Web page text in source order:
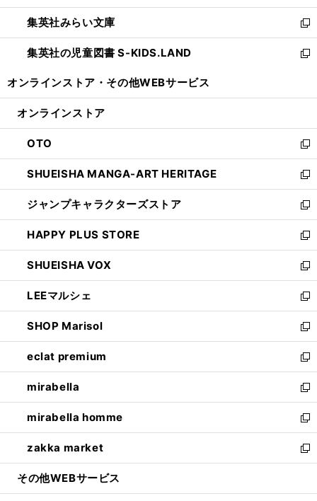
開
く
ウ
で
開
く
ン
ド
ウ
で
ウ
ィ
ン
ド
開
集英社みらい文庫
新
し
い
ン
ウ
で
開
く
集英社の児童図書 S-KIDS.LAND
新
ウ
ン
ド
ウ
で
開
く
オンラインストア・ その他WEBサービス
オンラインストア
OTO
新
し
い
ウ
ィ
ン
ド
ウ
で
開
く
SHUEISHA MANGA-ART HERITAGE
新
し
い
ウ
ィ
ン
ド
ウ
で
開
く
ジャンプキャラクターズストア
新
し
い
ウ
ィ
ン
ド
ウ
で
開
く
HAPPY PLUS STORE
新
し
い
ウ
ィ
ン
ド
ウ
で
開
く
SHUEISHA VOX
新
し
い
ウ
ィ
ン
ド
ウ
で
開
く
LEEマルシェ
新
し
い
ウ
ィ
ン
ド
ウ
で
開
く
SHOP Marisol
新
し
い
ウ
ィ
ン
ド
ウ
で
開
eclat premium
新
し
い
ウ
ィ
ン
ド
ウ
開
mirabella
新
し
い
ウ
ィ
ン
ウ
mirabella homme
新
し
い
ウ
ン
zakka market
新
し
ウ
その他WEBサービス